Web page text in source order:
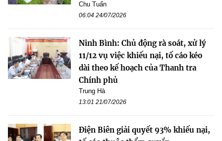
Chu Tuấn
06:04 24/07/2026
Ninh Bình: Chủ động rà soát, xử lý
11/12 vụ việc khiếu nại, tố cáo kéo
dài theo kế hoạch của Thanh tra
Chính phủ
Trung Hà
13:01 21/07/2026
Điện Biên giải quyết 93% khiếu nại,